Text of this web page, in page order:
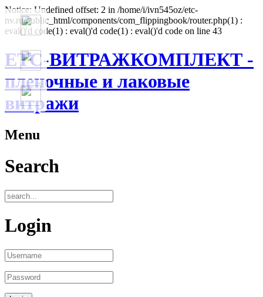
Notice: Undefined offset: 2 in /home/i/ivn545oz/etc-
nv.ru/public_html/components/com_flippingbook/router.php(1) :
eval()'d code(1) : eval()'d code(1) : eval()'d code on line 43
ЕТС-ВИТРАЖКОМПЛЕКТ -
пленочные и лаковые
витражи
Menu
Search
Login